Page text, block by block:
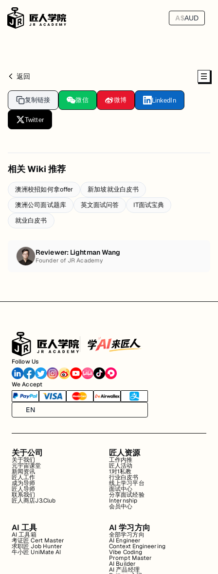
A$AUD
返回
复制链接 微信 微博 LinkedIn
Twitter
相关 Wiki 推荐
澳洲校招如何拿offer
新加坡就业白皮书
澳洲公司面试题库
英文面试问答
IT面试宝典
就业白皮书
Reviewer: Lightman Wang
Founder of JR Academy
Follow Us
We Accept
EN
关于公司
关于我们
元宇宙课堂
新闻资讯
匠人工作
成为导师
匠人导师
联系我们
匠人商店J3.Club
匠人资源
工作内推
匠人活动
1对1私教
行业白皮书
线上学习平台
面试中心
分享面试经验
Internship
会员中心
AI 工具
AI 工具箱
考证匠 Cert Master
求职匠 Job Hunter
牛小匠 UniMate AI
AI 学习方向
全部学习方向
AI Engineer
Context Engineering
Vibe Coding
Prompt Master
AI Builder
AI 产品经理